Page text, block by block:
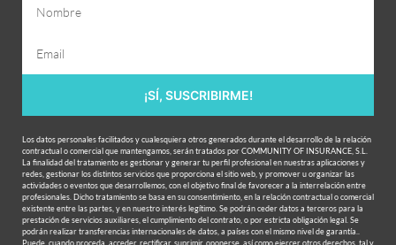
¡SÍ, SUSCRIBIRME!
Los datos personales facilitados y cualesquiera otros generados durante el desarrollo de la relación
contractual o comercial que mantengamos, serán tratados por COMMUNITY OF INSURANCE, S.L.
La finalidad del tratamiento es gestionar y generar tu perfil profesional en nuestras aplicaciones y
redes, gestionar los distintos servicios que proporciona el sitio web, y promover u organizar las
actividades o eventos que desarrollemos, con el objetivo final de favorecer a la interrelación entre
profesionales. Dicho tratamiento se basa en su consentimiento, en la relación contractual o comercial
existente entre las partes, y en nuestro interés legítimo. Se podrán ceder datos a terceros para la
prestación de servicios auxiliares, el cumplimiento del contrato, o por estricta obligación legal. Se
podrán realizar transferencias internacionales de datos, a países con el mismo nivel de garantía..